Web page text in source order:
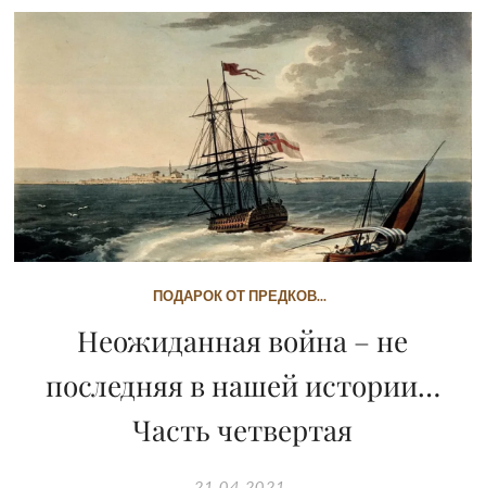
ПОДАРОК ОТ ПРЕДКОВ...
Неожиданная война – не
последняя в нашей истории…
Часть четвертая